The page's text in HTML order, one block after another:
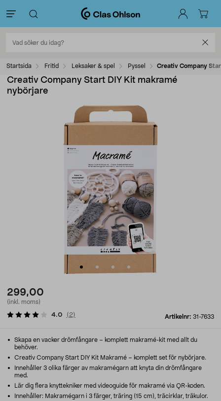
Startsida Fritid Leksaker & spel Pyssel Creativ Company
Creativ Company Start DIY Kit makramé
nybörjare
299,00
(inkl. moms)
Artikelnr: 31-7633
4.0 ( 2)
Skapa en vacker drömfångare – komplett makramé-kit med allt du
behöver.
Creativ Company Start DIY Kit Makramé – komplett set för nybörjare.
Innehåller 3 olika färger av makramégarn att knyta din drömfångare
med.
Lär dig flera knyttekniker med videoguide för makramé via QR-koden.
Innehåller: Makramégarn i 3 färger, träring (15 cm), träcirklar, träkulor.